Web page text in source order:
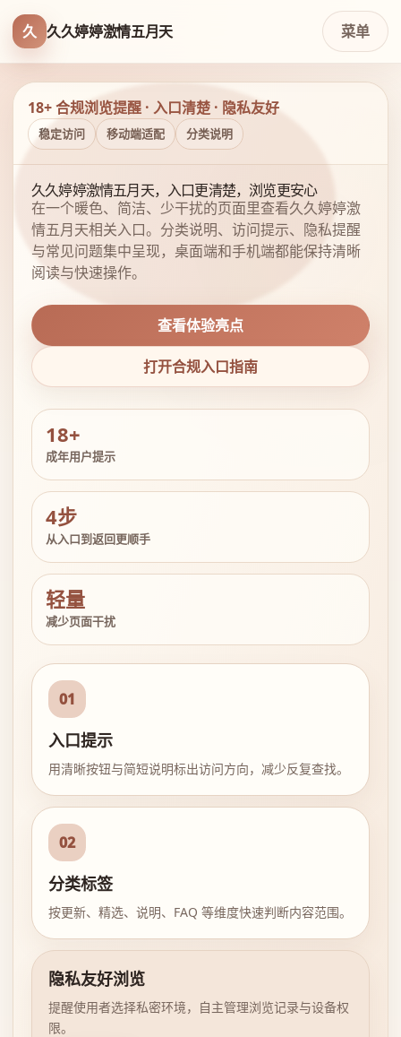
久 久久婷婷激情五月天 菜单
18+ 合规浏览提醒 · 入口清楚 · 隐私友好
稳定访问 移动端适配 分类说明
久久婷婷激情五月天，入口更清楚，浏览更安心
在一个暖色、简洁、少干扰的页面里查看久久婷婷激
情五月天相关入口。分类说明、访问提示、隐私提醒
与常见问题集中呈现，桌面端和手机端都能保持清晰
阅读与快速操作。
查看体验亮点
打开合规入口指南
18+
成年用户提示
4步
从入口到返回更顺手
轻量
减少页面干扰
01
入口提示
用清晰按钮与简短说明标出访问方向，减少反复查找。
02
分类标签
按更新、精选、说明、FAQ 等维度快速判断内容范围。
隐私友好浏览
提醒使用者选择私密环境，自主管理浏览记录与设备权
限。